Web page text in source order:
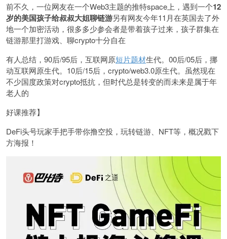
前不久，一位网友在一个Web3主题的推特space上，遇到一个12
岁的美国孩子给叔叔大姐聊链游另有网友今年11月在英国去了外
地一个加密活动，很多多少参会者是带着孩子过来，孩子群集在
链游那里打游戏、聊crypto十分自在
有人总结，90后/95后，互联网原短片题材生代。00后/05后，挪
动互联网原生代。10后/15后，crypto/web3.0原生代。虽然现在
不少国度政策对crypto抵抗，但时代总是转变的而未来是属于年
老人的
好课推荐】
DeFi头号玩家手把手带你撸空投，玩转链游、NFT等，概况戳下
方海报！